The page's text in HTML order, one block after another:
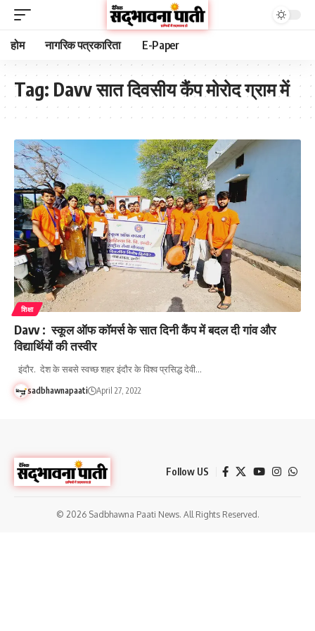
होम नागरिक पत्रकारिता E-Paper
Tag: Davv सात दिवसीय कैंप मोरोद ग्राम में
शिक्षा
Davv : स्कूल ऑफ कॉमर्स के सात दिनी कैंप में बदल दी गांव और
विद्यार्थियों की तस्वीर
इंदौर. देश के सबसे स्वच्छ शहर इंदौर के विश्व प्रसिद्ध देवी…
sadbhawnapaati April 27, 2022
Follow US
© 2026 Sadbhawna Paati News. All Rights Reserved.